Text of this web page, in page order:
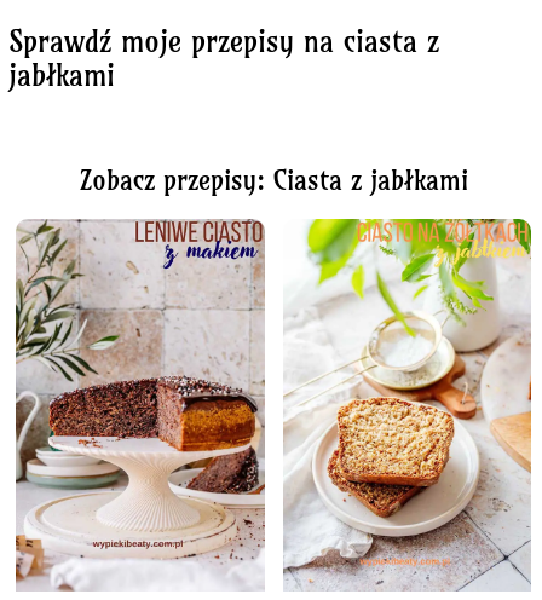
Sprawdź moje przepisy na ciasta z
jabłkami
Zobacz przepisy: Ciasta z jabłkami